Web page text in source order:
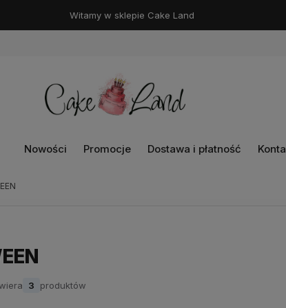
Witamy w sklepie Cake Land
Nowości Promocje Dostawa i płatność
3 produktów